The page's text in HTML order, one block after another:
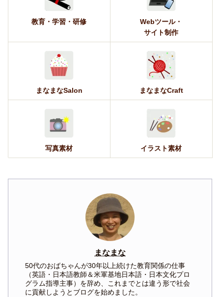
教育・学習・研修
Webツール・
サイト制作
まなまなSalon まなまなCraft
写真素材 イラスト素材
まなまな
50代のおばちゃんが30年以上続けた教育関係の仕事
（英語・日本語教師＆米軍基地日本語・日本文化プロ
グラム指導主事）を辞め、これまでとは違う形で社会
に貢献しようとブログを始めました。